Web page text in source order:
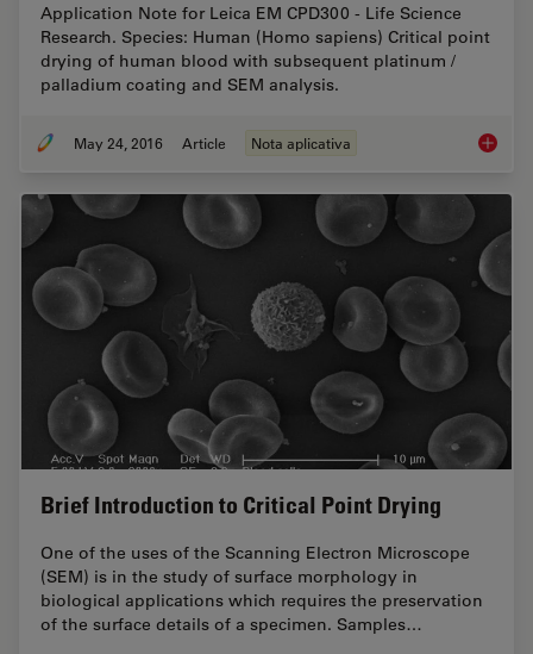
Application Note for Leica EM CPD300 - Life Science
Research. Species: Human (Homo sapiens) Critical point
drying of human blood with subsequent platinum /
palladium coating and SEM analysis.
May 24, 2016 Article Nota aplicativa Human
Brief Introduction to Critical Point Drying
One of the uses of the Scanning Electron Microscope
(SEM) is in the study of surface morphology in
biological applications which requires the preservation
of the surface details of a specimen. Samples…